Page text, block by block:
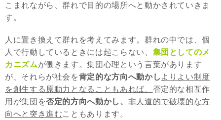
こまれながら、群れで目的の場所へと動かされていきま
す。
人に置き換えて群れを考えてみます。群れの中では、個
人で行動しているときには起こらない、 集団としてのメ
カニズムが働きます。集団心理という言葉があります
が、それらが社会を肯定的な方向へ動かし よりよい制度
を創生する原動力となることもあれば、 否定的な相互作
用が集団を否定的方向へ動かし、 非人道的で破壊的な方
向へと突き進むこともあります。